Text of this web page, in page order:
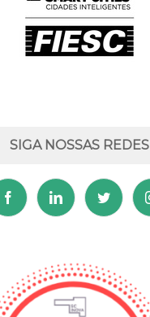
SIGA NOSSAS REDES